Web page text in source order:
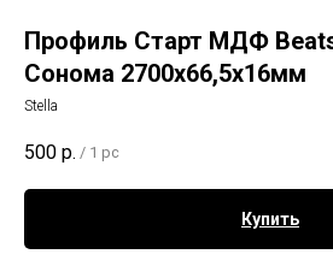
Профиль Старт МДФ
Сонома 2700x66,5x16мм
Stella
500 р. / 1 pc
Купить